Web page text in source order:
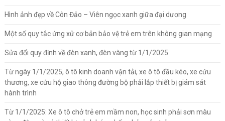
Hình ảnh đẹp về Côn Đảo – Viên ngọc xanh giữa đại dương
Một số quy tắc ứng xử cơ bản bảo vệ trẻ em trên không gian mạng
Sửa đổi quy định về đèn xanh, đèn vàng từ 1/1/2025
Từ ngày 1/1/2025, ô tô kinh doanh vận tải, xe ô tô đầu kéo, xe cứu
thương, xe cứu hộ giao thông đường bộ phải lắp thiết bị giám sát
hành trình
Từ 1/1/2025: Xe ô tô chở trẻ em mầm non, học sinh phải sơn màu